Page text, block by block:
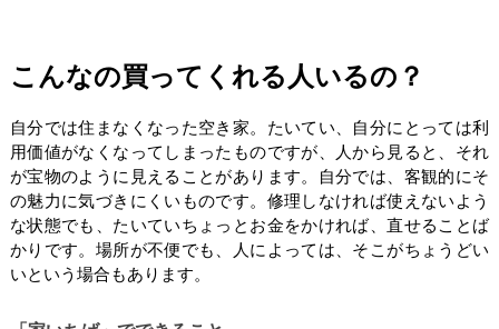
こんなの買ってくれる人いるの？
自分では住まなくなった空き家。たいてい、自分にとっては利
用価値がなくなってしまったものですが、人から見ると、それ
が宝物のように見えることがあります。自分では、客観的にそ
の魅力に気づきにくいものです。修理しなければ使えないよう
な状態でも、たいていちょっとお金をかければ、直せることば
かりです。場所が不便でも、人によっては、そこがちょうどい
いという場合もあります。